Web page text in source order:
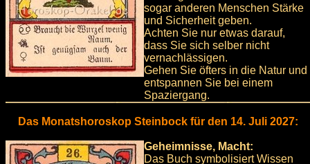
sogar anderen Menschen Stärke
und Sicherheit geben.
Achten Sie nur etwas darauf,
dass Sie sich selber nicht
vernachlässigen.
Gehen Sie öfters in die Natur und
entspannen Sie bei einem
Spaziergang.
Das Monatshoroskop Steinbock für den 14. Juli 2027:
Geheimnisse, Macht:
Das Buch symbolisiert Wissen